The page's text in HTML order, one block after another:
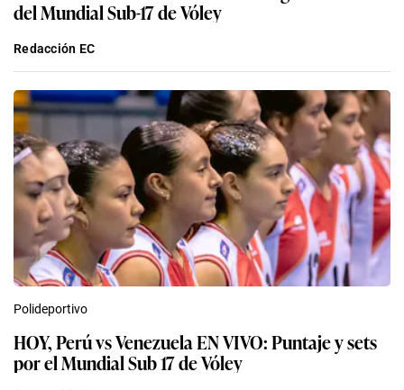
del Mundial Sub-17 de Vóley
Redacción EC
Polideportivo
HOY, Perú vs Venezuela EN VIVO: Puntaje y sets
por el Mundial Sub 17 de Vóley